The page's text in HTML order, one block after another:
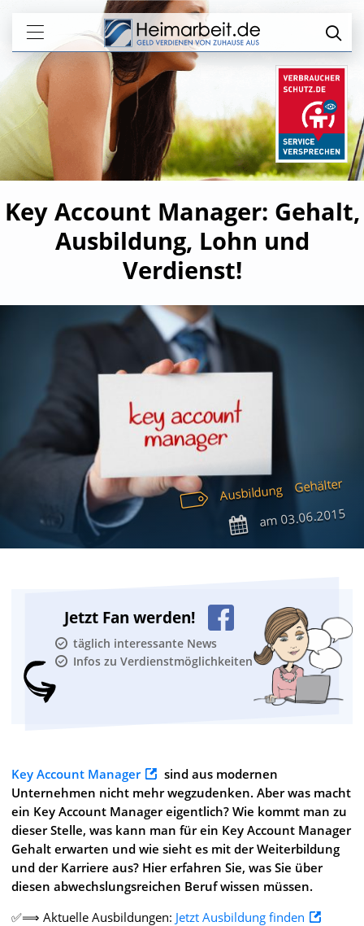
Key Account Manager: Gehalt,
Ausbildung, Lohn und
Verdienst!
Ausbildung Gehälter
am03.06.2015
Jetzt Fan werden!
täglich interessante News
Infos zu Verdienstmöglichkeiten
Key Account Manager
sind aus modernen
Unternehmen nicht mehr wegzudenken. Aber was macht
ein Key Account Manager eigentlich? Wie kommt man zu
dieser Stelle, was kann man für ein Key Account Manager
Gehalt erwarten und wie sieht es mit der Weiterbildung
und der Karriere aus? Hier erfahren Sie, was Sie über
diesen abwechslungsreichen Beruf wissen müssen.
✅⟹ Aktuelle Ausbildungen: Jetzt Ausbildung finden